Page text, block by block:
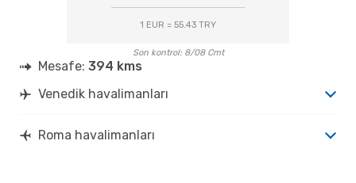
1 EUR = 55.43 TRY
Son kontrol: 8/08 Cmt
Mesafe: 394 kms
Venedik havalimanları
Roma havalimanları